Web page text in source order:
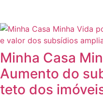
Minha Casa
Aumento do
teto dos